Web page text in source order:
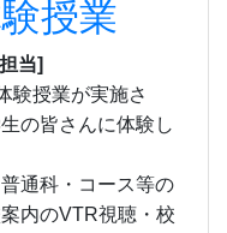
授業
当]
験授業が実施さ
の皆さんに体験し
通科・コース等の
内のVTR視聴・ 校